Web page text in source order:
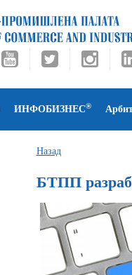
ИНФОБИЗНЕС®
Назад
БТПП